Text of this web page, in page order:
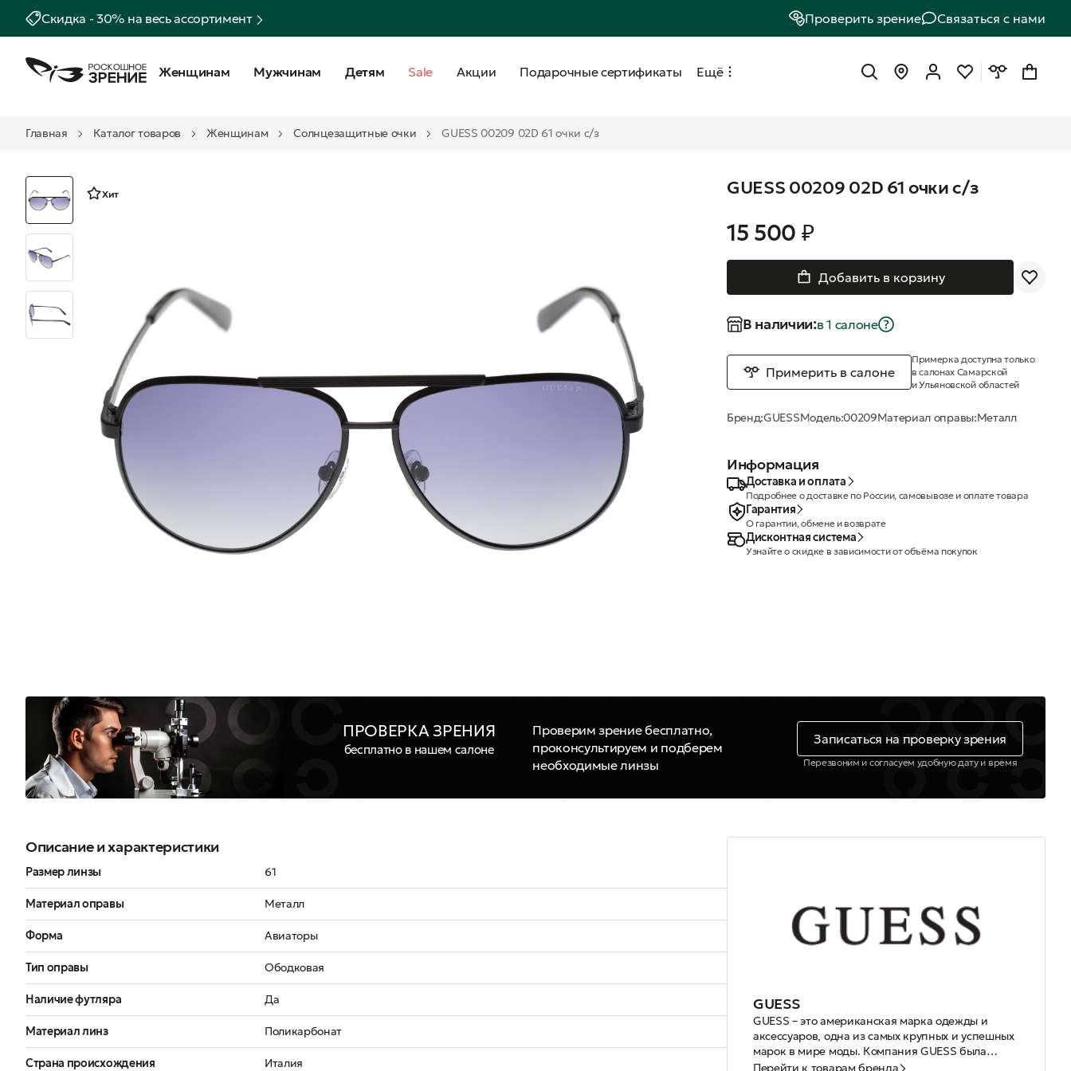
Скидка - 30% на весь ассортимент Проверить зрение Связаться с нами
Женщинам Мужчинам Детям Sale Акции Подарочные сертификаты Ещё
Главная Каталог товаров Женщинам Солнцезащитные очки GUESS 00209 02D 61 очки с/з
Хит GUESS 00209 02D 61 очки с/з
15 500 ₽
Добавить в корзину
В наличии:в 1 салонe
Примерить в салоне
Примерка доступна только
в салонах Самарской
и Ульяновской областей
Бренд:GUESSМодель:00209Материал оправы:Металл
Информация
Доставка и оплата
Подробнее о доставке по России, самовывозе и оплате товара
Гарантия
О гарантии, обмене и возврате
Дисконтная система
Узнайте о скидке в зависимости от объёма покупок
ПРОВЕРКА ЗРЕНИЯ
бесплатно в нашем салоне
Проверим зрение бесплатно,
проконсультируем и подберем
необходимые линзы
Записаться на проверку зрения
Перезвоним и согласуем удобную дату и время
Описание и характеристики
Размер линзы 61
Материал оправы Металл
Форма Авиаторы
Тип оправы Ободковая
Наличие футляра Да
Материал линз Поликарбонат
Страна происхождения Италия
GUESS
GUESS – это американская марка одежды и
аксессуаров, одна из самых крупных и успешных
марок в мире моды. Компания GUESS была
основана в 1981 г. братьями Marciano.
Бренд Guess сочетает роскошь и
Перейти к товарам бренда